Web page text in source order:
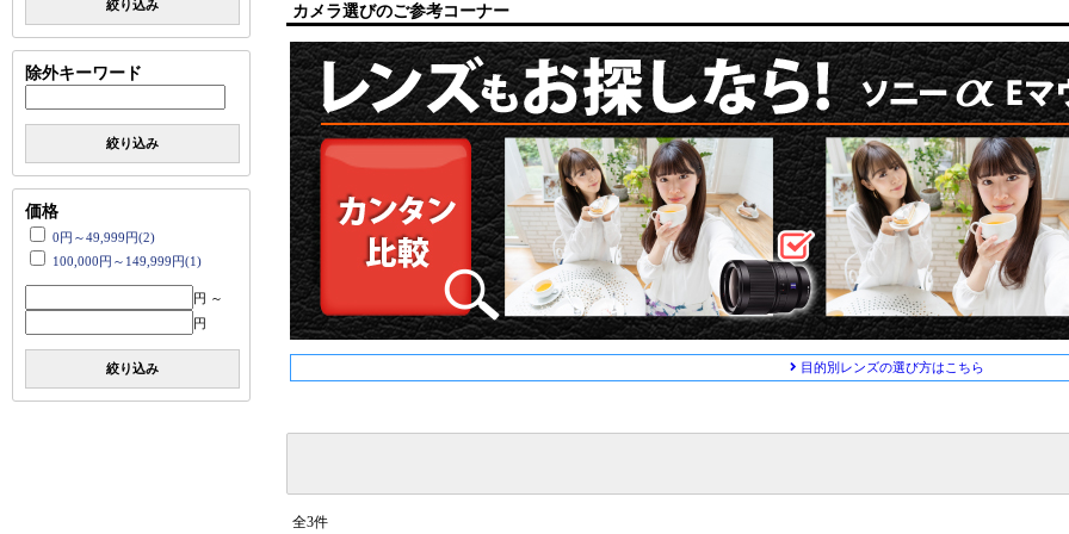
絞り込み
除外キーワード
絞り込み
価格
0円～49,999円(2)
100,000円～149,999円(1)
円 ～
円
絞り込み
カメラ選びのご参考コーナー
目的別レンズの選び方はこちら
全3件